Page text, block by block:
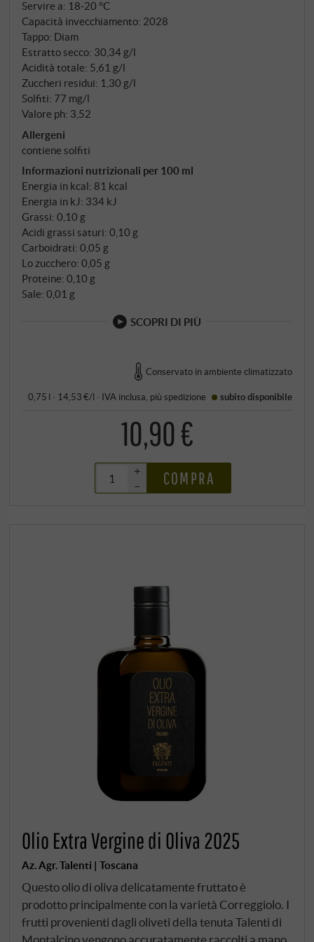
corposo, con tannini rotondi e una succosa
freschezza nel finale – un toscano senza
complicazioni che non può negare la firma di una
grande casa di Brunello. SUPERIORE.DE
Servire a: 18‑20 °C
Capacità invecchiamento: 2028
Tappo: Diam
Estratto secco: 30,34 g/l
Acidità totale: 5,61 g/l
Zuccheri residui: 1,30 g/l
Solfiti: 77 mg/l
Valore ph: 3,52
Allergeni
contiene solfiti
Informazioni nutrizionali per 100 ml
Energia in kcal: 81 kcal
Energia in kJ: 334 kJ
Grassi: 0,10 g
Acidi grassi saturi: 0,10 g
Carboidrati: 0,05 g
Lo zucchero: 0,05 g
Proteine: 0,10 g
Sale: 0,01 g
SCOPRI DI PIÙ
Conservato in ambiente climatizzato
0,75 l · 14,53 €/l · IVA inclusa, piùspedizione subito disponibile
10,90 €
+
–
COMPRA
Olio Extra Vergine di Oliva 2025
Az. Agr. Talenti | Toscana
Questo olio di oliva delicatamente fruttato è
prodotto principalmente con la varietà Correggiolo. I
frutti provenienti dagli oliveti della tenuta Talenti di